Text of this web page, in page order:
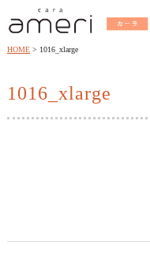
HOME 1016_xlarge
1016_xlarge